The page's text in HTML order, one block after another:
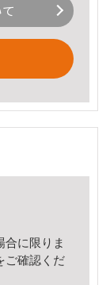
合に限りま
ご確認くだ